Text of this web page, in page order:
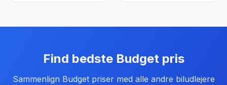
Find bedste Budgetpris
Sammenlign Budgetpriser med alle andre biludlejere